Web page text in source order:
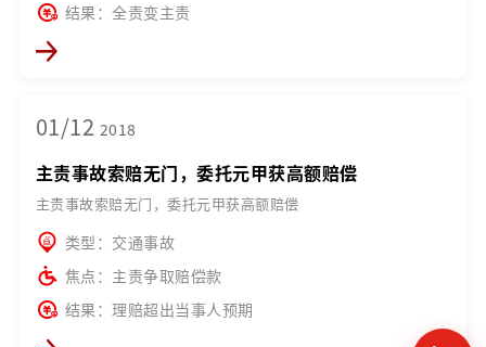
结果：全责变主责
01/12 2018
主责事故索赔无门，委托元甲获高额赔偿
主责事故索赔无门，委托元甲获高额赔偿
类型：交通事故
焦点：主责争取赔偿款
结果：理赔超出当事人预期